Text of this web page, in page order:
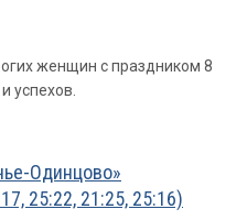
женщин с праздником 8
успехов.
Одинцово»
25:22, 21:25, 25:16)